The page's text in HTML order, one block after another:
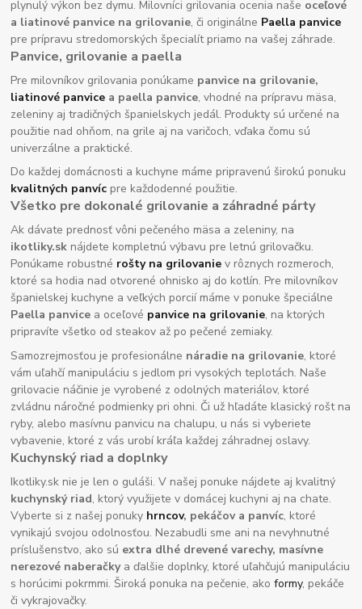
plynulý výkon bez dymu. Milovníci grilovania ocenia naše oceľové
a liatinové panvice na grilovanie, či originálne Paella panvice
pre prípravu stredomorských špecialít priamo na vašej záhrade.
Panvice, grilovanie a paella
Pre milovníkov grilovania ponúkame panvice na grilovanie,
liatinové panvice a paella panvice, vhodné na prípravu mäsa,
zeleniny aj tradičných španielskych jedál. Produkty sú určené na
použitie nad ohňom, na grile aj na varičoch, vďaka čomu sú
univerzálne a praktické.
Do každej domácnosti a kuchyne máme pripravenú širokú ponuku
kvalitných panvíc pre každodenné použitie.
Všetko pre dokonalé grilovanie a záhradné párty
Ak dávate prednosť vôni pečeného mäsa a zeleniny, na
ikotliky.sk nájdete kompletnú výbavu pre letnú grilovačku.
Ponúkame robustné rošty na grilovanie v rôznych rozmeroch,
ktoré sa hodia nad otvorené ohnisko aj do kotlín. Pre milovníkov
španielskej kuchyne a veľkých porcií máme v ponuke špeciálne
Paella panvice a oceľové panvice na grilovanie, na ktorých
pripravíte všetko od steakov až po pečené zemiaky.
Samozrejmosťou je profesionálne náradie na grilovanie, ktoré
vám uľahčí manipuláciu s jedlom pri vysokých teplotách. Naše
grilovacie náčinie je vyrobené z odolných materiálov, ktoré
zvládnu náročné podmienky pri ohni. Či už hľadáte klasický rošt na
ryby, alebo masívnu panvicu na chalupu, u nás si vyberiete
vybavenie, ktoré z vás urobí kráľa každej záhradnej oslavy.
Kuchynský riad a doplnky
Ikotliky.sk nie je len o guláši. V našej ponuke nájdete aj kvalitný
kuchynský riad, ktorý využijete v domácej kuchyni aj na chate.
Vyberte si z našej ponuky hrncov, pekáčov a panvíc, ktoré
vynikajú svojou odolnosťou. Nezabudli sme ani na nevyhnutné
príslušenstvo, ako sú extra dlhé drevené varechy, masívne
nerezové naberačkya ďalšie doplnky, ktoré uľahčujú manipuláciu
s horúcimi pokrmmi. Široká ponuka na pečenie, akoformy, pekáče
či vykrajovačky.